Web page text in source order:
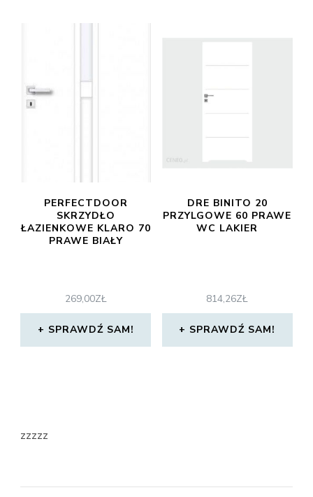
PERFECTDOOR
SKRZYDŁO
ŁAZIENKOWE KLARO 70
PRAWE BIAŁY
269,00ZŁ
SPRAWDŹ SAM!
DRE BINITO 20
PRZYLGOWE 60 PRAWE
WC LAKIER
814,26ZŁ
SPRAWDŹ SAM!
zzzzz